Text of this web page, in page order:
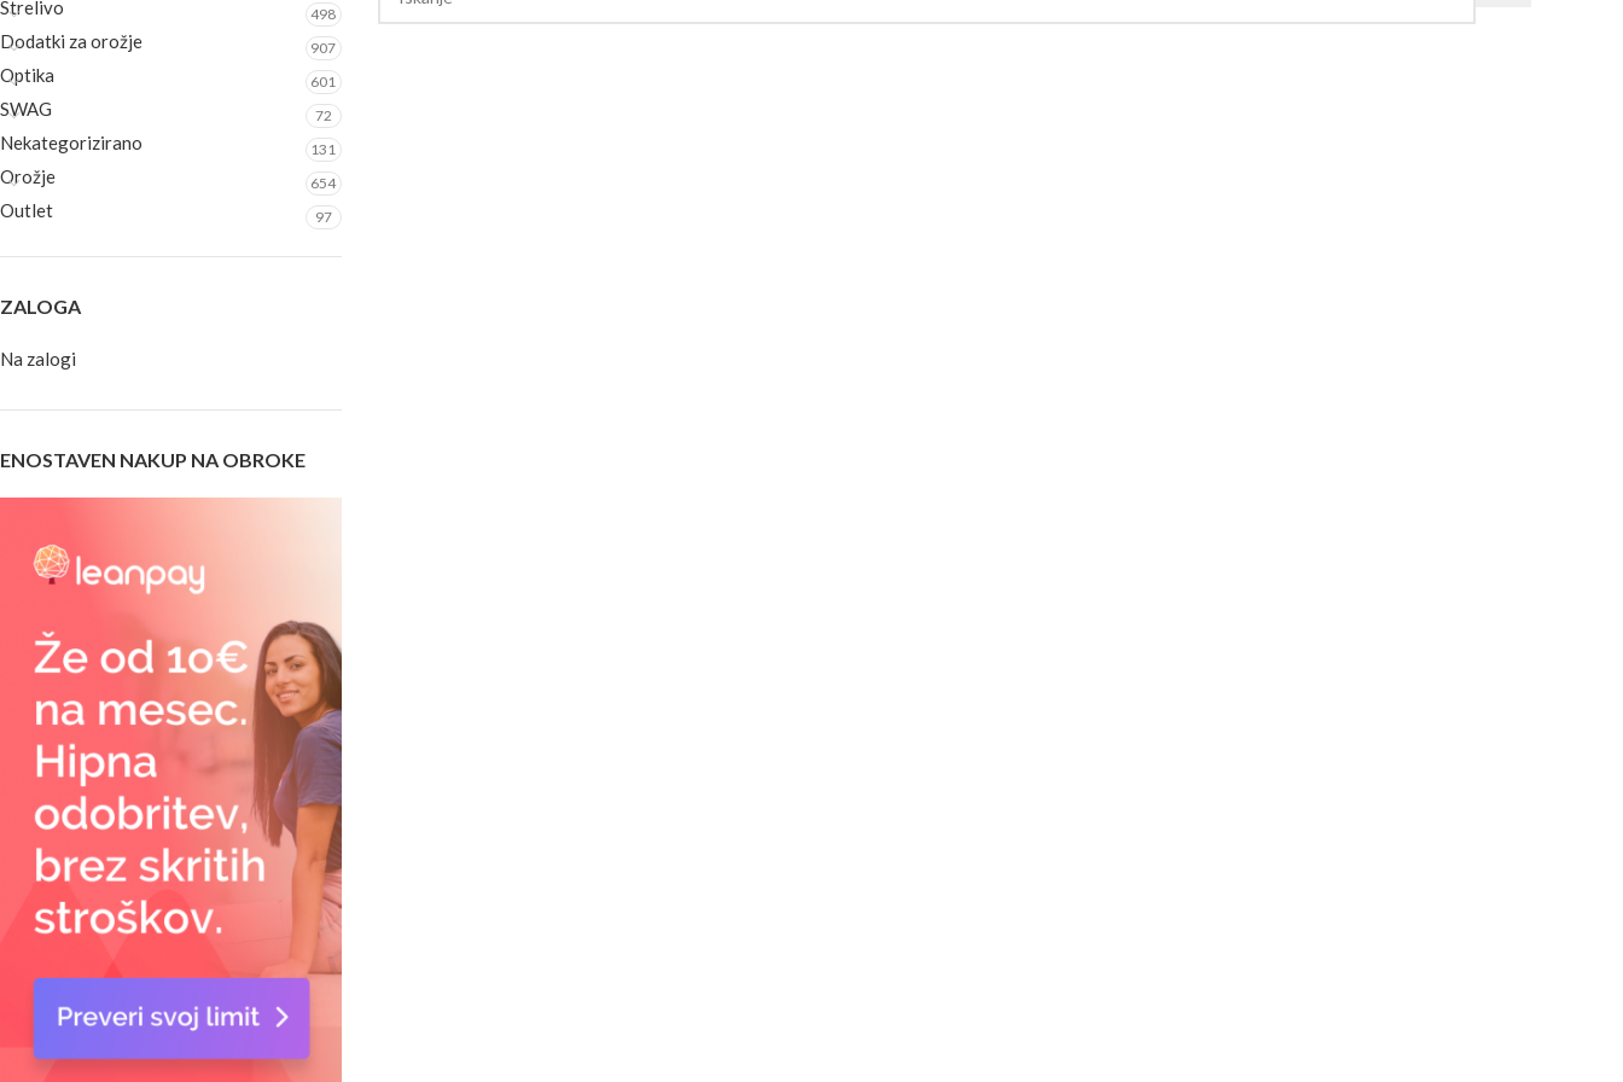
Strelivo 498
Dodatki za orožje 907
Optika 601
SWAG 72
Nekategorizirano 131
Orožje 654
Outlet 97
ZALOGA
Na zalogi
ENOSTAVEN NAKUP NA OBROKE